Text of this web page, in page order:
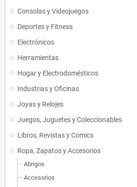
Consolas y Videojuegos
Deportes y Fitness
Electrónicos
Herramientas
Hogar y Electrodomésticos
Industrias y Oficinas
Joyas y Relojes
Juegos, Juguetes y Coleccionables
Libros, Revistas y Comics
Ropa, Zapatos y Accesorios
Abrigos
Accesorios